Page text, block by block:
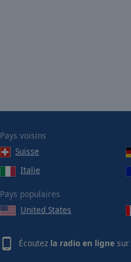
Pays voisins
Suisse
Italie
Pays populaires
United States
Écoutez la radio en ligne